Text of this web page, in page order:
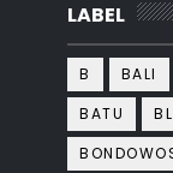
LABEL
B BALI
BATU